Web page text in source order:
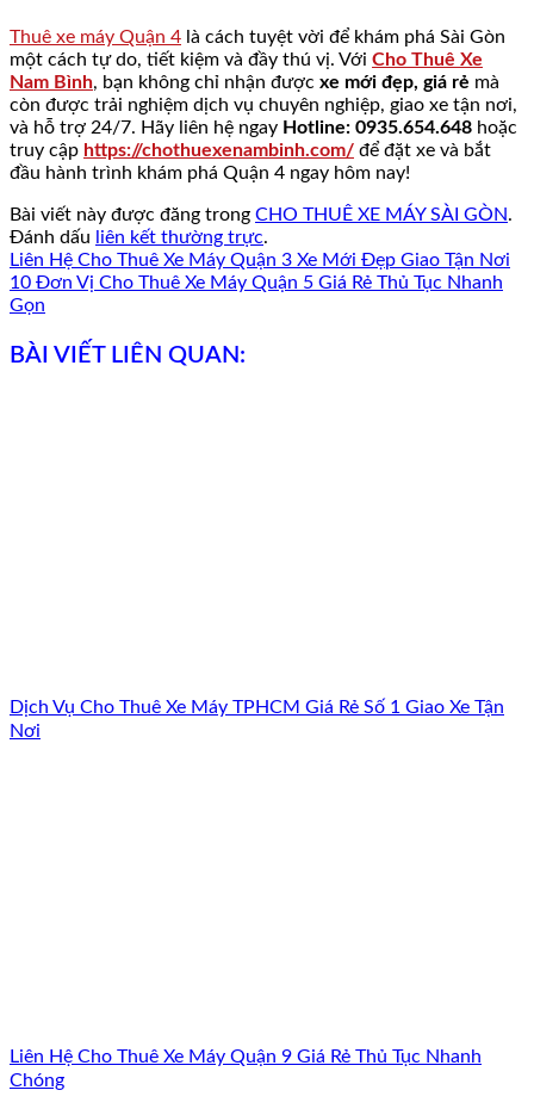
Thuê xe máy Quận 4 là cách tuyệt vời để khám phá Sài Gòn
một cách tự do, tiết kiệm và đầy thú vị. Với Cho Thuê Xe
Nam Bình, bạn không chỉ nhận được xe mới đẹp, giá rẻ mà
còn được trải nghiệm dịch vụ chuyên nghiệp, giao xe tận nơi,
và hỗ trợ 24/7. Hãy liên hệ ngay Hotline: 0935.654.648 hoặc
truy cập https://chothuexenambinh.com/ để đặt xe và bắt
đầu hành trình khám phá Quận 4 ngay hôm nay!
Bài viết này được đăng trong CHO THUÊ XE MÁY SÀI GÒN.
Đánh dấu
liên kết thường trực.
Liên Hệ Cho Thuê Xe Máy Quận 3 Xe Mới Đẹp Giao Tận Nơi
10 Đơn Vị Cho Thuê Xe Máy Quận 5 Giá Rẻ Thủ Tục Nhanh
Gọn
BÀI VIẾT LIÊN QUAN:
Dịch Vụ Cho Thuê Xe Máy TPHCM Giá Rẻ Số 1 Giao Xe Tận
Nơi
Liên Hệ Cho Thuê Xe Máy Quận 9 Giá Rẻ Thủ Tục Nhanh
Chóng